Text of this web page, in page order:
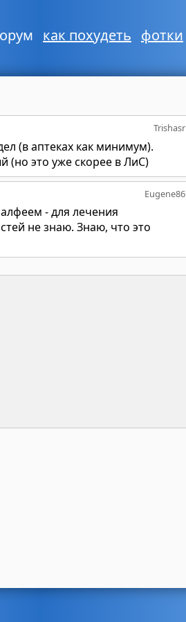
как похудеть фотки
Trishasr
(в аптеках как минимум).
(но это уже скорее в ЛиС)
Eugene86
- для лечения
не знаю. Знаю, что это